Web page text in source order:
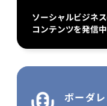
ソーシャルビジネ
コンテンツを発信中
ボーダ